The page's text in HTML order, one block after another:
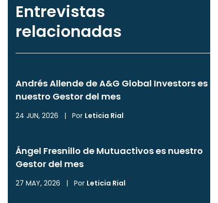
Entrevistas
relacionadas
Andrés Allende de A&G Global Investors es
nuestro Gestor del mes
24 JUN, 2026 | Por Leticia Rial
Ángel Fresnillo de Mutuactivos es nuestro
Gestor del mes
27 MAY, 2026 | Por Leticia Rial